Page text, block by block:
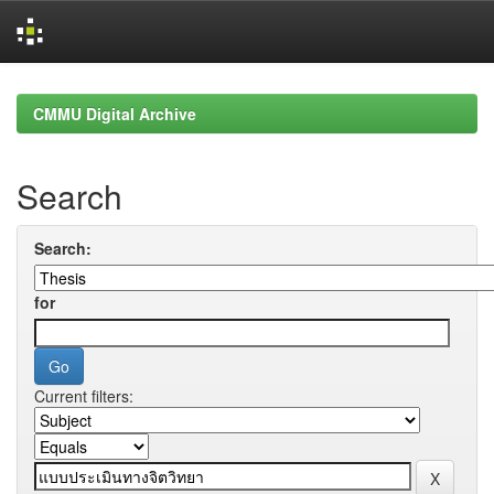
navigationCMMU Digital Archive
Search
Search:
for
Current filters: